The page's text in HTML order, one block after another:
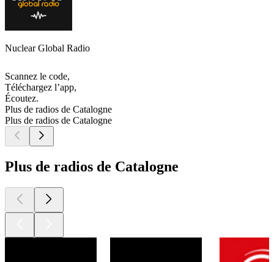
Nuclear Global Radio
Scannez le code,
Téléchargez l’app,
Écoutez.
Plus de radios de Catalogne
Plus de radios de Catalogne
Plus de radios de Catalogne